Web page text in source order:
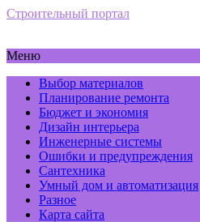
Строительный портал
Меню
Выбор материалов
Планирование ремонта
Бюджет и экономия
Дизайн интерьера
Инженерные системы
Ошибки и предупреждения
Сантехника
Умный дом и автоматизация
Разное
Карта сайта